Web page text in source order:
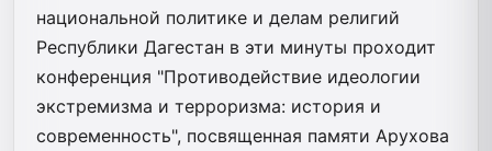
национальной политике и делам религий
Республики Дагестан в эти минуты проходит
конференция "Противодействие идеологии
экстремизма и терроризма: история и
современность", посвященная памяти Арухова